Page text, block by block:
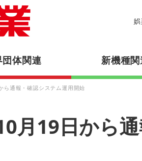
体関連 新機種
通報・確認システム運用開始
19日から通